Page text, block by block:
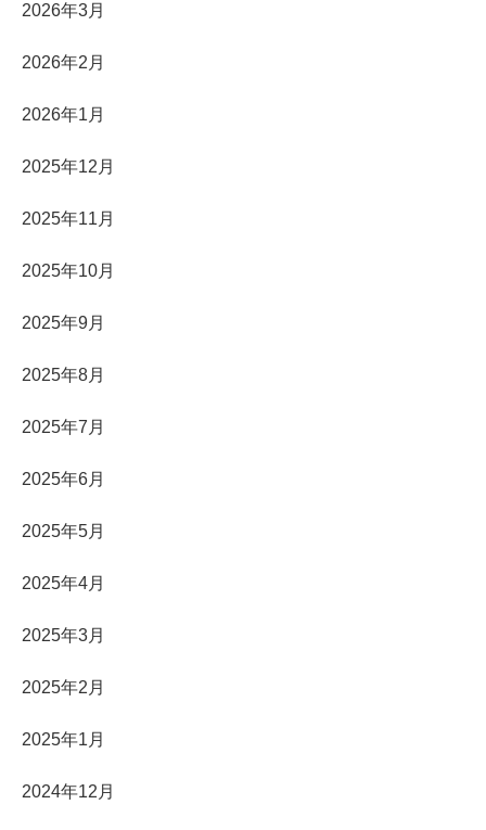
2026年3月
2026年2月
2026年1月
2025年12月
2025年11月
2025年10月
2025年9月
2025年8月
2025年7月
2025年6月
2025年5月
2025年4月
2025年3月
2025年2月
2025年1月
2024年12月